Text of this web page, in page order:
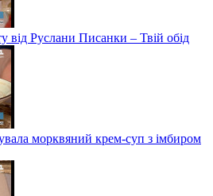
від Руслани Писанки – Твій обід
морквяний крем-суп з імбиром